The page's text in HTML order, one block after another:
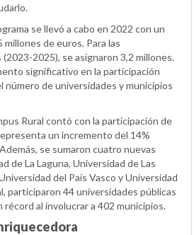
se llevó a cabo en 2022 con un
de euros. Para las
2025), se asignaron 3,2 millones.
significativo en la participación
número de universidades y municipios
Rural contó con la participación de
un incremento del 14%
se sumaron cuatro nuevas
de La Laguna, Universidad de Las
del País Vasco y Universidad
participaron 44 universidades públicas
récord al involucrar a 402 municipios.